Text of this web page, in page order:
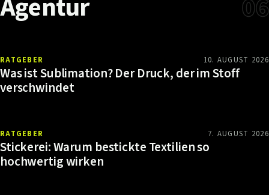
06
RATGEBER 10. AUGUST 2026
Was ist Sublimation? Der Druck, der im Stoff
verschwindet
RATGEBER 7. AUGUST 2026
Stickerei: Warum bestickte Textilien so
hochwertig wirken